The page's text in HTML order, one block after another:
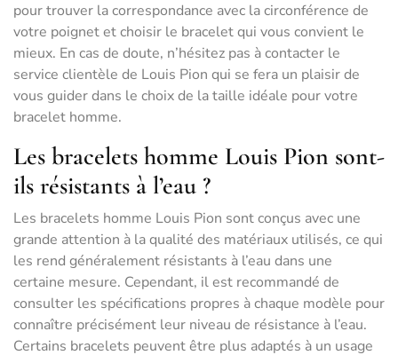
pour trouver la correspondance avec la circonférence de
votre poignet et choisir le bracelet qui vous convient le
mieux. En cas de doute, n’hésitez pas à contacter le
service clientèle de Louis Pion qui se fera un plaisir de
vous guider dans le choix de la taille idéale pour votre
bracelet homme.
Les bracelets homme Louis Pion sont-
ils résistants à l’eau ?
Les bracelets homme Louis Pion sont conçus avec une
grande attention à la qualité des matériaux utilisés, ce qui
les rend généralement résistants à l’eau dans une
certaine mesure. Cependant, il est recommandé de
consulter les spécifications propres à chaque modèle pour
connaître précisément leur niveau de résistance à l’eau.
Certains bracelets peuvent être plus adaptés à un usage